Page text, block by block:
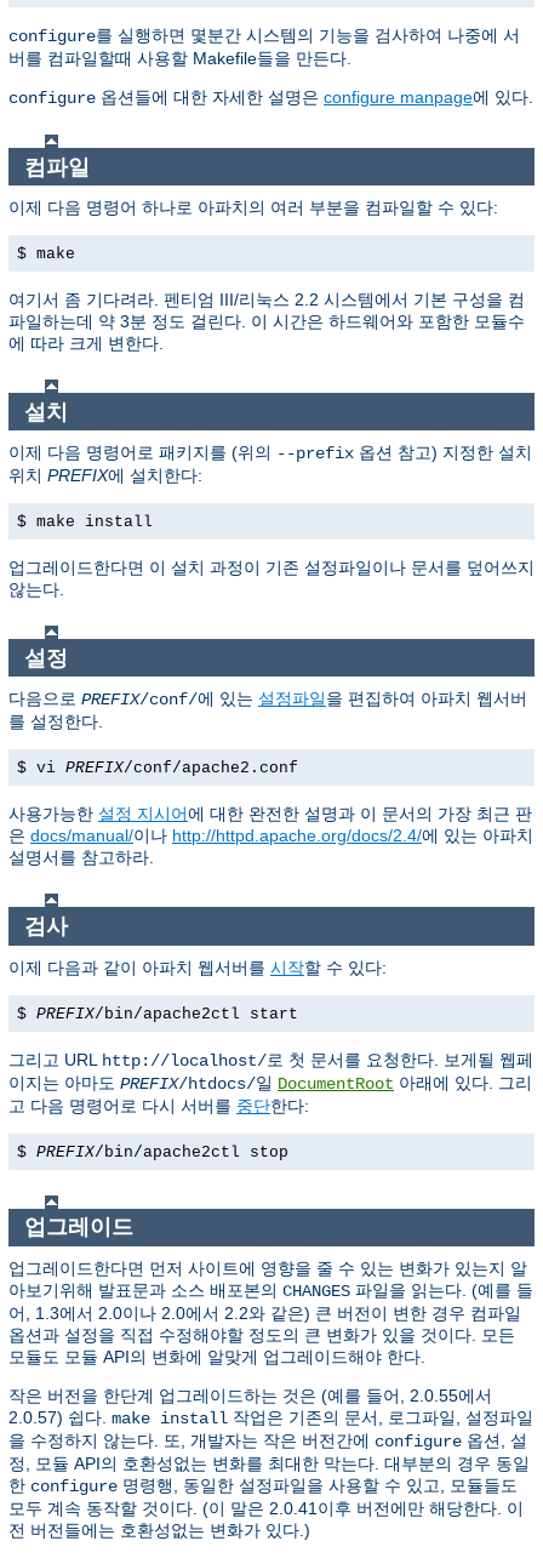
configure를 실행하면 몇분간 시스템의 기능을 검사하여 나중에 서
버를 컴파일할때 사용할 Makefile들을 만든다.
configure 옵션들에 대한 자세한 설명은 configure manpage에 있다.
컴파일
이제 다음 명령어 하나로 아파치의 여러 부분을 컴파일할 수 있다:
$ make
여기서 좀 기다려라. 펜티엄 III/리눅스 2.2 시스템에서 기본 구성을 컴
파일하는데 약 3분 정도 걸린다. 이 시간은 하드웨어와 포함한 모듈수
에 따라 크게 변한다.
설치
이제 다음 명령어로 패키지를 (위의 --prefix 옵션 참고) 지정한 설치
위치 PREFIX에 설치한다:
$ make install
업그레이드한다면 이 설치 과정이 기존 설정파일이나 문서를 덮어쓰지
않는다.
설정
다음으로 PREFIX/conf/에 있는 설정파일을 편집하여 아파치 웹서버
를 설정한다.
$ vi PREFIX/conf/apache2.conf
사용가능한 설정 지시어에 대한 완전한 설명과 이 문서의 가장 최근 판
은 docs/manual/이나 http://httpd.apache.org/docs/2.4/에 있는 아파치
설명서를 참고하라.
검사
이제 다음과 같이 아파치 웹서버를 시작할 수 있다:
$ PREFIX/bin/apache2ctl start
그리고 URL http://localhost/로 첫 문서를 요청한다. 보게될 웹페
이지는 아마도 PREFIX/htdocs/일 DocumentRoot 아래에 있다. 그리
고 다음 명령어로 다시 서버를 중단한다:
$ PREFIX/bin/apache2ctl stop
업그레이드
업그레이드한다면 먼저 사이트에 영향을 줄 수 있는 변화가 있는지 알
아보기위해 발표문과 소스 배포본의 CHANGES 파일을 읽는다. (예를 들
어, 1.3에서 2.0이나 2.0에서 2.2와 같은) 큰 버전이 변한 경우 컴파일
옵션과 설정을 직접 수정해야할 정도의 큰 변화가 있을 것이다. 모든
모듈도 모듈 API의 변화에 알맞게 업그레이드해야 한다.
작은 버전을 한단계 업그레이드하는 것은 (예를 들어, 2.0.55에서
2.0.57) 쉽다. make install 작업은 기존의 문서, 로그파일, 설정파일
을 수정하지 않는다. 또, 개발자는 작은 버전간에 configure 옵션, 설
정, 모듈 API의 호환성없는 변화를 최대한 막는다. 대부분의 경우 동일
한 configure 명령행, 동일한 설정파일을 사용할 수 있고, 모듈들도
모두 계속 동작할 것이다. (이 말은 2.0.41이후 버전에만 해당한다. 이
전 버전들에는 호환성없는 변화가 있다.)